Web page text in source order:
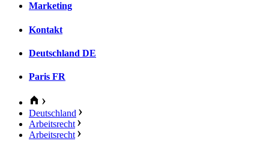
Marketing
Kontakt
Deutschland DE
Paris FR
Deutschland
Arbeitsrecht
Arbeitsrecht